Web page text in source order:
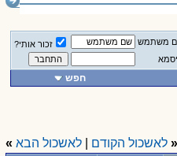
משתמש
זכור אותי?
חפש
« לאשכול הקודם לאשכול הבא »